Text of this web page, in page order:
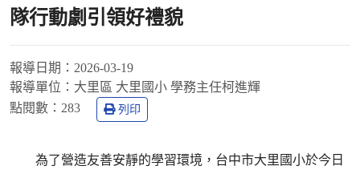
隊行動劇引領好禮貌
報導日期： 2026-03-19
報導單位： 大里區 大里國小 學務主任柯進輝
點閱數： 283 列印
為了營造友善安靜的學習環境，台中市大里國小於今日